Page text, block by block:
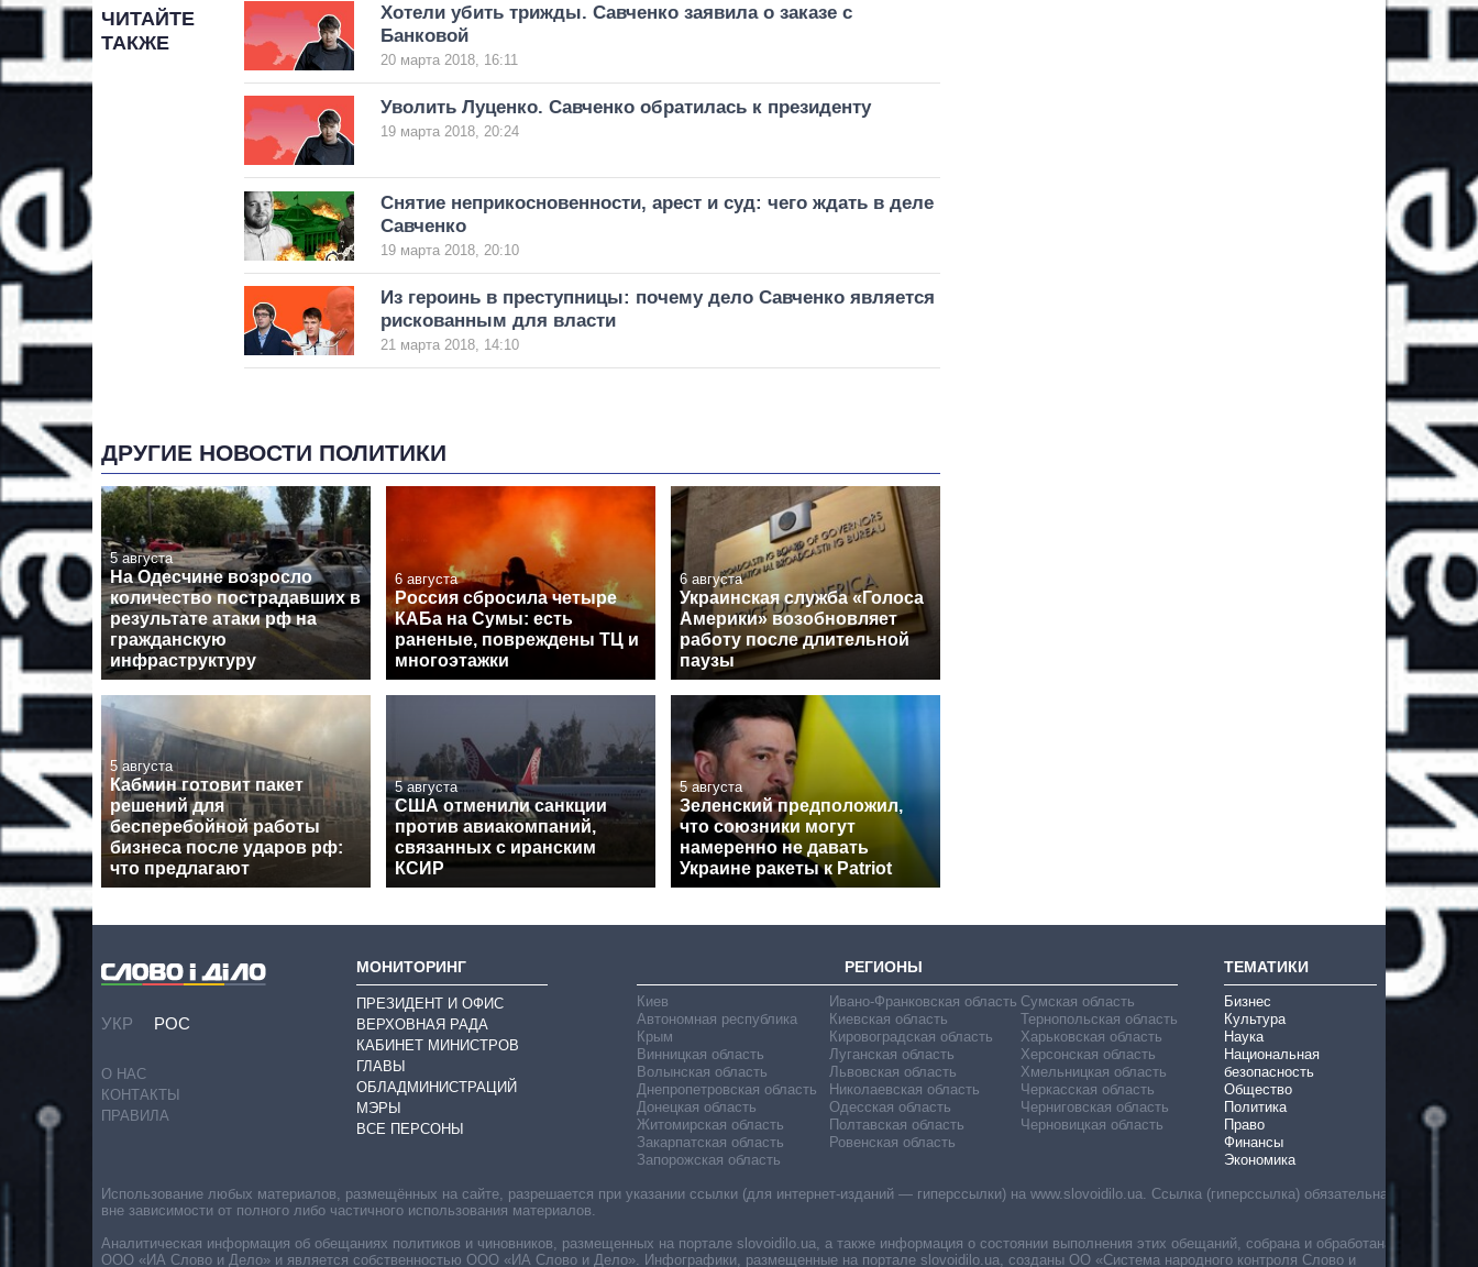
ЧИТАЙТЕ
ТАКЖЕ
Хотели убить трижды. Савченко заявила о заказе с
Банковой
20 марта 2018, 16:11
Уволить Луценко. Савченко обратилась к президенту
19 марта 2018, 20:24
Снятие неприкосновенности, арест и суд: чего ждать в деле
Савченко
19 марта 2018, 20:10
Из героинь в преступницы: почему дело Савченко является
рискованным для власти
21 марта 2018, 14:10
ДРУГИЕ НОВОСТИ ПОЛИТИКИ
5 августа
На Одесчине возросло
количество пострадавших в
результате атаки рф на
гражданскую
инфраструктуру
6 августа
Россия сбросила четыре
КАБа на Сумы: есть
раненые, повреждены ТЦ и
многоэтажки
6 августа
Украинская служба «Голоса
Америки» возобновляет
работу после длительной
паузы
5 августа
Кабмин готовит пакет
решений для
бесперебойной работы
бизнеса после ударов рф:
что предлагают
5 августа
США отменили санкции
против авиакомпаний,
связанных с иранским
КСИР
5 августа
Зеленский предположил,
что союзники могут
намеренно не давать
Украине ракеты к Patriot
УКР РОС
О НАС
КОНТАКТЫ
ПРАВИЛА
МОНИТОРИНГ
ПРЕЗИДЕНТ И ОФИС
ВЕРХОВНАЯ РАДА
КАБИНЕТ МИНИСТРОВ
ГЛАВЫ
ОБЛАДМИНИСТРАЦИЙ
МЭРЫ
ВСЕ ПЕРСОНЫ
РЕГИОНЫ
Киев
Автономная республика
Крым
Винницкая область
Волынская область
Днепропетровская область
Донецкая область
Житомирская область
Закарпатская область
Запорожская область
Ивано-Франковская область
Киевская область
Кировоградская область
Луганская область
Львовская область
Николаевская область
Одесская область
Полтавская область
Ровенская область
Сумская область
Тернопольская область
Харьковская область
Херсонская область
Хмельницкая область
Черкасская область
Черниговская область
Черновицкая область
ТЕМАТИКИ
Бизнес
Культура
Наука
Национальная
безопасность
Общество
Политика
Право
Финансы
Экономика
Использование любых материалов, размещённых на сайте, разрешается при указании ссылки (для интернет-изданий — гиперссылки) на www.slovoidilo.ua. Ссылка (гиперссылка) обязательна
вне зависимости от полного либо частичного использования материалов.
Аналитическая информация об обещаниях политиков и чиновников, размещенных на портале slovoidilo.ua, а также информация о состоянии выполнения этих обещаний, собрана и обработана
ООО «ИА Слово и Дело» и является собственностью ООО «ИА Слово и Дело». Инфографики, размещенные на портале slovoidilo.ua, созданы ОО «Система народного контроля Слово и